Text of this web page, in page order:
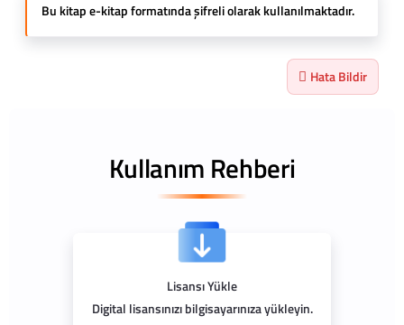
Bu kitap e-kitap formatında şifreli olarak kullanılmaktadır.
Hata Bildir
Kullanım Rehberi
Lisansı Yükle
Digital lisansınızı bilgisayarınıza yükleyin.